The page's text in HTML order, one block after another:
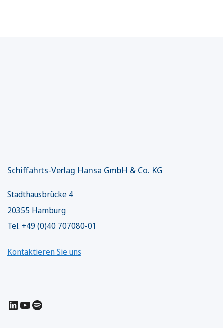
Schiffahrts-Verlag Hansa GmbH & Co. KG
Stadthausbrücke 4
20355 Hamburg
Tel. +49 (0)40 707080-01
Kontaktieren Sie uns
LinkedIn
YouTube
Spotify